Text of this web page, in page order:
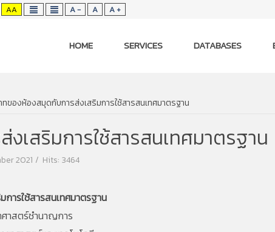
AA A - A A +
HOME SERVICES DATABASES
ทของห้องสมุดกับการส่งเสริมการใช้สารสนเทศมาตรฐาน
เสริมการใช้สารสนเทศมาตรฐาน
2021 Hits: 3464
ารใช้สารสนเทศมาตรฐาน
าสตร์ชำนาญการ